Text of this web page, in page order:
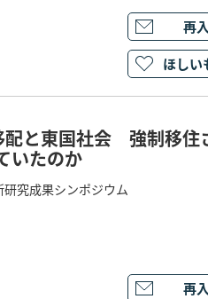
再
ほしい
配と東国社会 強制移住
いたのか
究成果シンポジウム
再